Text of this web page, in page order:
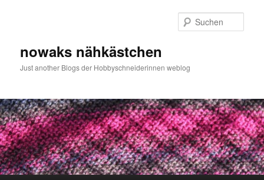
nowaks nähkästchen
Just another Blogs der Hobbyschneiderinnen weblog